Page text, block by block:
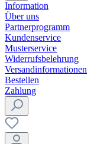
Information
Über uns
Partnerprogramm
Kundenservice
Musterservice
Widerrufsbelehrung
Versandinformationen
Bestellen
Zahlung